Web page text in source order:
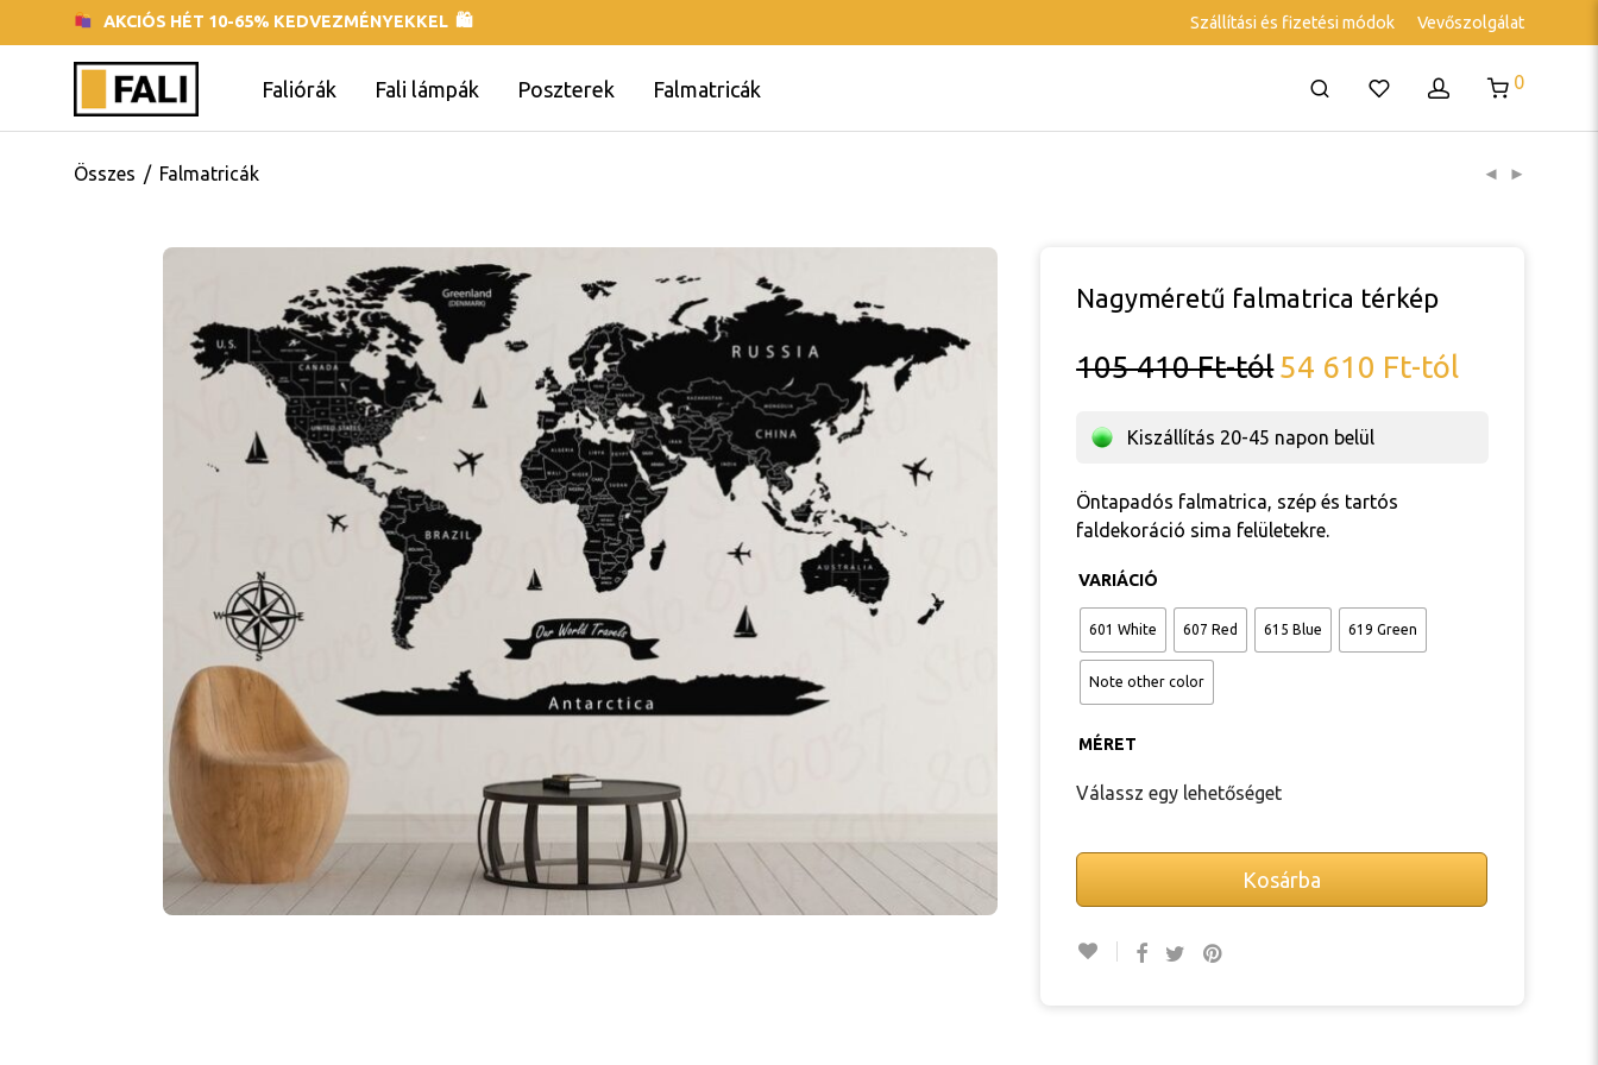
AKCIÓS HÉT 10-65% KEDVEZMÉNYEKKEL 🛍 Szállítási és fizetési módok Vevőszolgálat
Faliórák Fali lámpák Poszterek Falmatricák 0
Összes / Falmatricák
Nagyméretű falmatrica térkép
105 410Ft-tól54 610 Ft-tól
Kiszállítás 20-45 napon belül
Öntapadós falmatrica, szép és tartós
faldekoráció sima felületekre.
VARIÁCIÓ
601 White 607 Red 615 Blue 619 Green
Note other color
MÉRET
Kosárba